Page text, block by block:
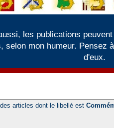
les publications
selon mon humeur. Pensez
d'eux.
articles dont le libellé est